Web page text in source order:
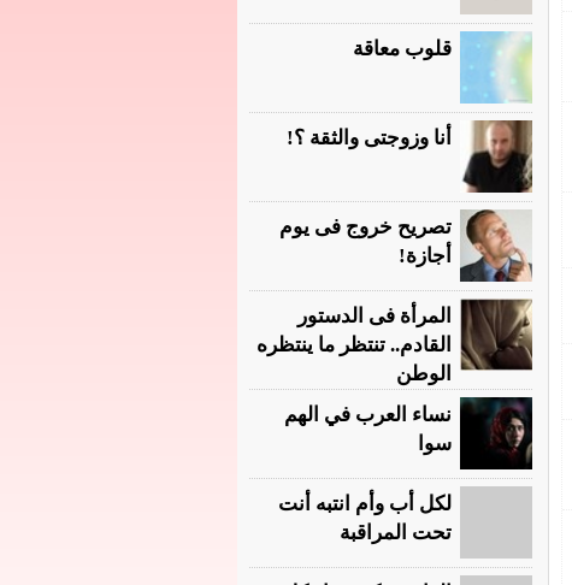
قلوب معاقة
أنا وزوجتى والثقة ؟!
تصريح خروج فى يوم
أجازة!
المرأة فى الدستور
القادم.. تنتظر ما ينتظره
الوطن
نساء العرب في الهم
سوا
لكل أب وأم انتبه أنت
تحت المراقبة